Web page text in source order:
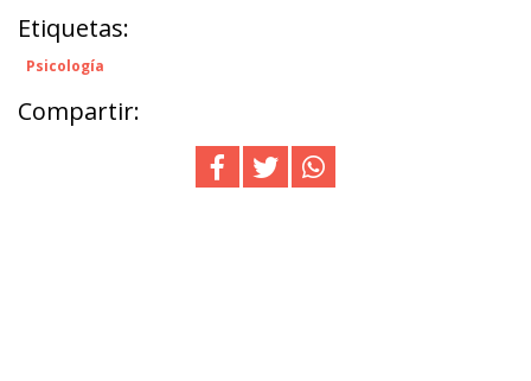
Etiquetas:
Psicología
Compartir: